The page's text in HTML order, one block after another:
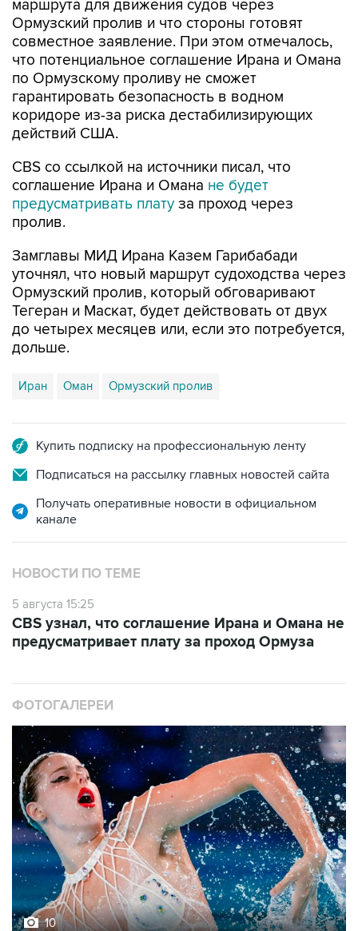
маршрута для движения судов через
Ормузский пролив и что стороны готовят
совместное заявление. При этом отмечалось,
что потенциальное соглашение Ирана и Омана
по Ормузскому проливу не сможет
гарантировать безопасность в водном
коридоре из-за риска дестабилизирующих
действий США.
CBS со ссылкой на источники писал, что
соглашение Ирана и Омана не будет
предусматривать плату за проход через
пролив.
Замглавы МИД Ирана Казем Гарибабади
уточнял, что новый маршрут судоходства через
Ормузский пролив, который обговаривают
Тегеран и Маскат, будет действовать от двух
до четырех месяцев или, если это потребуется,
дольше.
Иран Оман Ормузский пролив
Купить подписку на профессиональную ленту
Подписаться на рассылку главных новостей сайта
Получать оперативные новости в официальном
канале
НОВОСТИ ПО ТЕМЕ
5 августа 15:25
CBS узнал, что соглашение Ирана и Омана не
предусматривает плату за проход Ормуза
ФОТОГАЛЕРЕИ
10